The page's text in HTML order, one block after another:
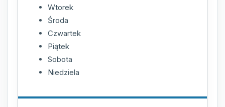
Wtorek
Środa
Czwartek
Piątek
Sobota
Niedziela